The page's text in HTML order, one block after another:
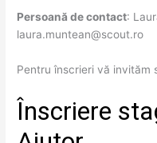
Persoană de contact:
laura.muntean@scout.ro
Pentru înscrieri vă invităm